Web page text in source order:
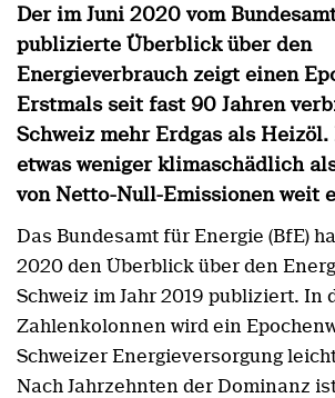
Der im Juni 2020 vom
publizierte Überblick über den
Energieverbrauch zeigt einen
Erstmals seit fast 90 Jahren
Schweiz mehr Erdgas als
etwas weniger klimaschädlich
von Netto-Null-Emissionen weit
Das Bundesamt für Energie (BfE)
2020 den Überblick über den
Schweiz im Jahr 2019 publiziert. In
Zahlenkolonnen wird ein
Schweizer Energieversorgung
Nach Jahrzehnten der Dominanz